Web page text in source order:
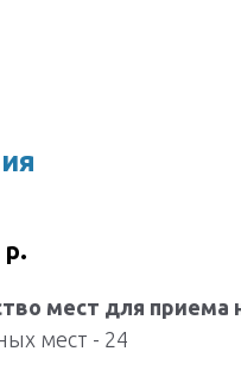
р.
мест для приема
мест - 24